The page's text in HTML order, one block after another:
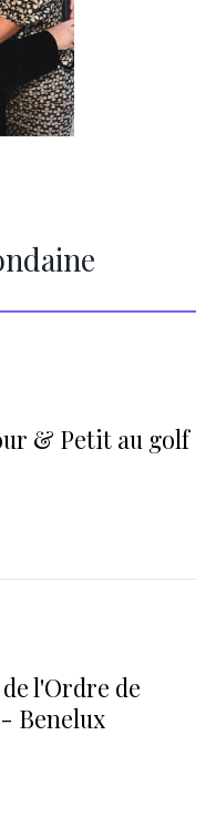
& Petit au golf
l'Ordre de
Benelux